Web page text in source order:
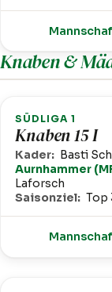
Knaben &
SÜDLIGA 1
Knaben 15 I
Kader: Basti
Aurnhammer
Laforsch
Saisonziel: Top